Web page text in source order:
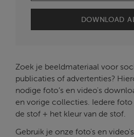
DOWNLOAD
Zoek je beeldmateriaal voor
publicaties of advertenties?
nodige foto’s en video's
en vorige collecties. Iedere
de stof + het kleur van de stof.
Gebruik je onze foto's en